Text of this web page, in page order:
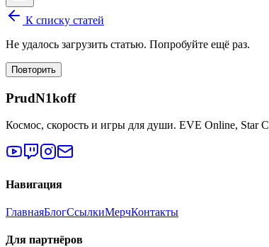
К списку статей
Не удалось загрузить статью. Попробуйте ещё раз.
Повторить
PrudN1koff
Космос, скорость и игры для души. EVE Online,
Навигация
ГлавнаяБлогСсылкиМерчКонтакты
Для партнёров